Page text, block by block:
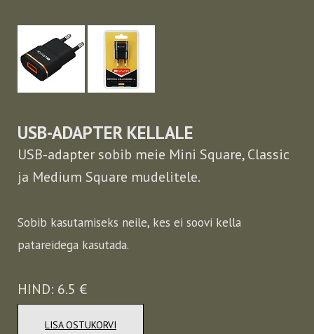
USB-ADAPTER KELLALE
USB-adapter sobib meie Mini Square, Classic
ja Medium Square mudelitele.
Sobib kasutamiseks neile, kes ei soovi kella
patareidega kasutada.
HIND: 6.5 €
LISA OSTUKORVI